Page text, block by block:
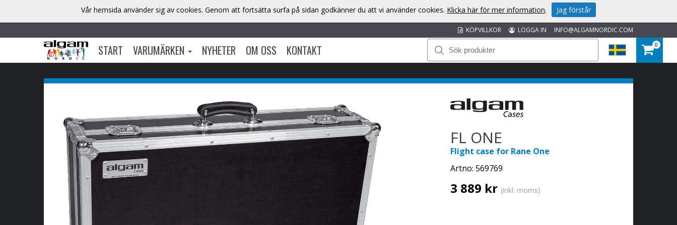
INFO@ALGAMNORDIC.COM
LOGGA IN
KÖPVILLKOR
START VARUMÄRKEN NYHETER OM OSS KONTAKT 0
FL ONE
Flight case for Rane One
Artno: 569769
3 889 kr (inkl. moms)
Vår hemsida använder sig av cookies. Genom att fortsätta surfa på sidan godkänner du att vi använder cookies. Klicka här för mer information. Jag förstår